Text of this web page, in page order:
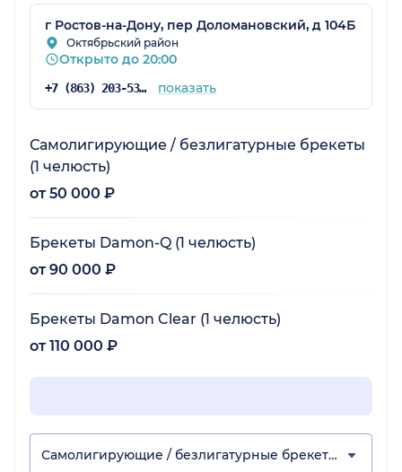
г Ростов-на-Дону, пер Доломановский, д 104Б
Октябрьский район
Открыто до 20:00
+7 (863) 203-53-70 показать
Самолигирующие / безлигатурные брекеты
(1 челюсть)
от 50 000 ₽
Брекеты Damon-Q (1 челюсть)
от 90 000 ₽
Брекеты Damon Clear (1 челюсть)
от 110 000 ₽
Самолигирующие / безлигатурные брекеты